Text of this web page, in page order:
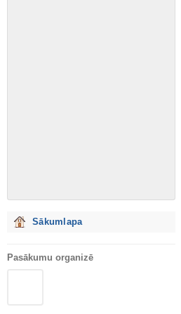
Sākumlapa
Pasākumu organizē